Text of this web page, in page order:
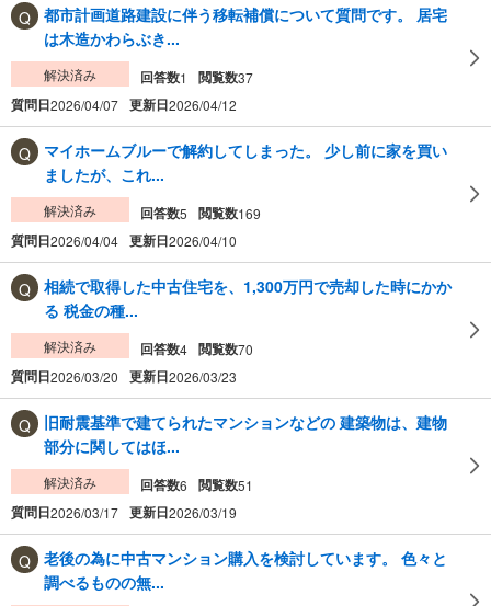
都市計画道路建設に伴う移転補償について質問です。 居宅
は木造かわらぶき...
解決済み 回答数1 閲覧数37
質問日2026/04/07 更新日2026/04/12
マイホームブルーで解約してしまった。 少し前に家を買い
ましたが、これ...
解決済み 回答数5 閲覧数169
質問日2026/04/04 更新日2026/04/10
相続で取得した中古住宅を、1,300万円で売却した時にかか
る 税金の種...
解決済み 回答数4 閲覧数70
質問日2026/03/20 更新日2026/03/23
旧耐震基準で建てられたマンションなどの 建築物は、建物
部分に関してはほ...
解決済み 回答数6 閲覧数51
質問日2026/03/17 更新日2026/03/19
老後の為に中古マンション購入を検討しています。 色々と
調べるものの無...